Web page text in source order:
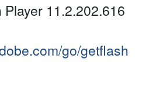
11.2.202.616
go/getflash